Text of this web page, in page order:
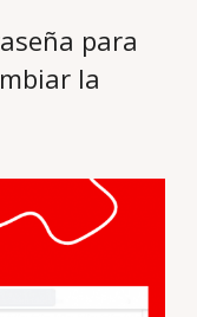
para
la